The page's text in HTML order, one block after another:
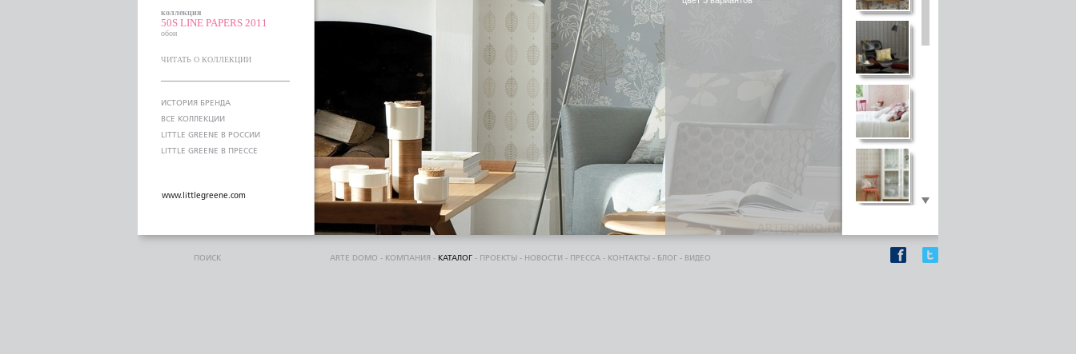
коллекция
50S LINE PAPERS 2011
обои
ЧИТАТЬ О КОЛЛЕКЦИИ
ИСТОРИЯ БРЕНДА
ВСЕ КОЛЛЕКЦИИ
LITTLE GREENE В РОССИИ
LITTLE GREENE В ПРЕССЕ
www.littlegreene.com
ПОИСК ARTE DOMO - КОМПАНИЯ - КАТАЛОГ - ПРОЕКТЫ - НОВОСТИ - ПРЕССА - КОНТАКТЫ - БЛОГ - ВИДЕО